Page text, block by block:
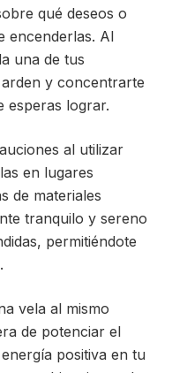
qué deseos o
encenderlas. Al
una de tus
y concentrarte
esperas lograr.
al utilizar
en lugares
de materiales
tranquilo y sereno
permitiéndote
vela al mismo
de potenciar el
positiva en tu